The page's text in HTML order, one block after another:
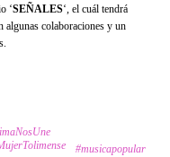
‘SEÑALES‘, el cuál tendrá
algunas colaboraciones y un
#musicapopular